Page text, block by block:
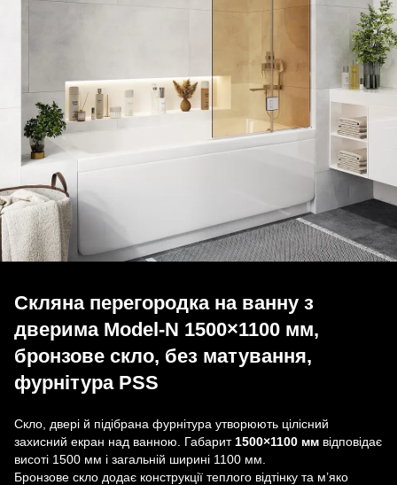
Скляна перегородка на ванну з
дверима Model-N 1500×1100 мм,
бронзове скло, без матування,
фурнітура PSS
Скло, двері й підібрана фурнітура утворюють цілісний
захисний екран над ванною. Габарит 1500×1100 мм відповідає
висоті 1500 мм і загальній ширині 1100 мм.
Бронзове скло додає конструкції теплого відтінку та м’яко